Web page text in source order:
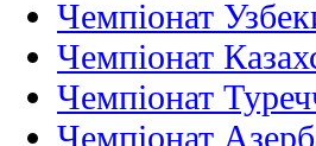
Чемпіонат
Чемпіонат
Чемпіонат
Чемпіонат